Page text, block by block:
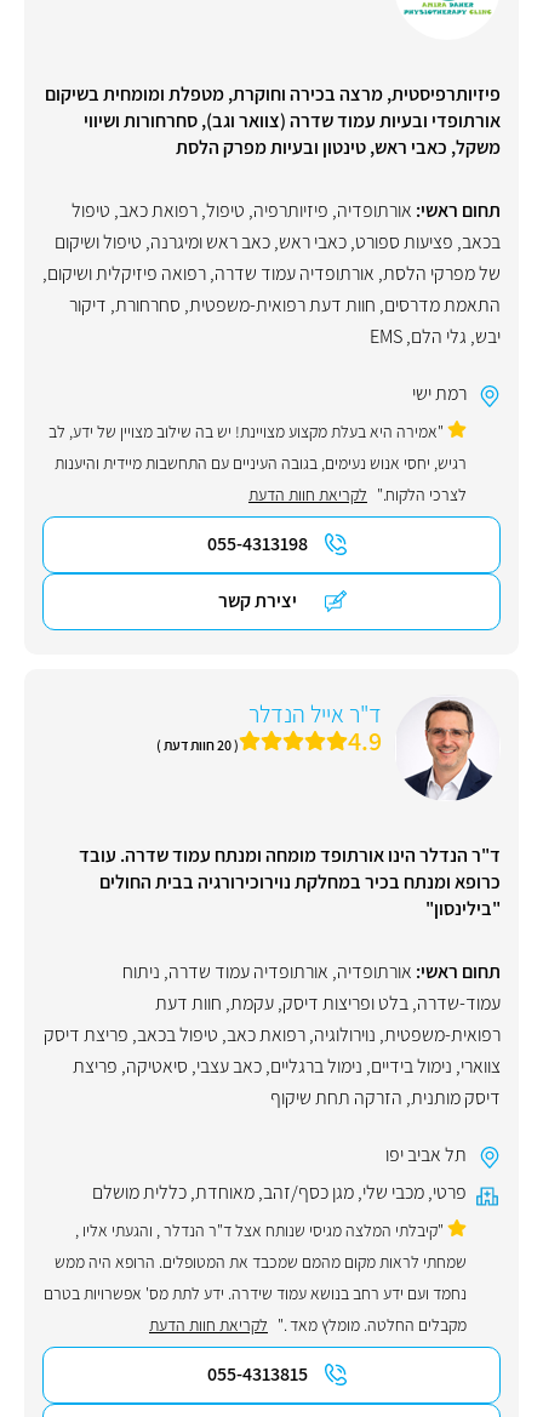
פיזיותרפיסטית, מרצה בכירה וחוקרת, מטפלת ומומחית בשיקום
אורתופדי ובעיות עמוד שדרה (צוואר וגב), סחרחורות ושיווי
משקל, כאבי ראש, טינטון ובעיות מפרק הלסת
תחום ראשי: אורתופדיה, פיזיותרפיה, טיפול,רפואת כאב, טיפול
בכאב, פציעות ספורט,כאבי ראש,כאב ראש ומיגרנה, טיפול ושיקום
של מפרקי הלסת, אורתופדיה עמוד שדרה,רפואה פיזיקלית ושיקום,
התאמת מדרסים, חוות דעת רפואית-משפטית, סחרחורת, דיקור
יבש, גלי הלם,
EMS
רמת ישי
"אמירה היא בעלת מקצוע מצויינת! יש בה שילוב מצויין של ידע, לב
רגיש, יחסי אנוש נעימים, בגובה העיניים עם התחשבות מיידית והיענות
לצרכי הלקוח." לקריאת חוות הדעת
055-4313198
יצירת קשר
ד"ר אייל הנדלר
4.9 ( 20 חוות דעת )
ד"ר הנדלר הינו אורתופד מומחה ומנתח עמוד שדרה. עובד
כרופא ומנתח בכיר במחלקת נוירוכירורגיה בבית החולים
"בילינסון"
תחום ראשי: אורתופדיה, אורתופדיה עמוד שדרה, ניתוח
עמוד-שדרה,בלט ופריצות דיסק,עקמת, חוות דעת
רפואית-משפטית, נוירולוגיה,רפואת כאב, טיפול בכאב, פריצת דיסק
צווארי, נימול בידיים, נימול ברגליים,כאב עצבי, סיאטיקה, פריצת
דיסק מותנית, הזרקה תחת שיקוף
תל אביב יפו
פרטי,מכבי שלי,מגן כסף/זהב,מאוחדת,כללית מושלם
"קיבלתי המלצה מגיסי שנותח אצל ד"ר הנדלר , והגעתי אליו ,
שמחתי לראות מקום מהמם שמכבד את המטופלים. הרופא היה ממש
נחמד ועם ידע רחב בנושא עמוד שידרה. ידע לתת מס' אפשרויות בטרם
מקבלים החלטה. מומלץ מאד ." לקריאת חוות הדעת
055-4313815